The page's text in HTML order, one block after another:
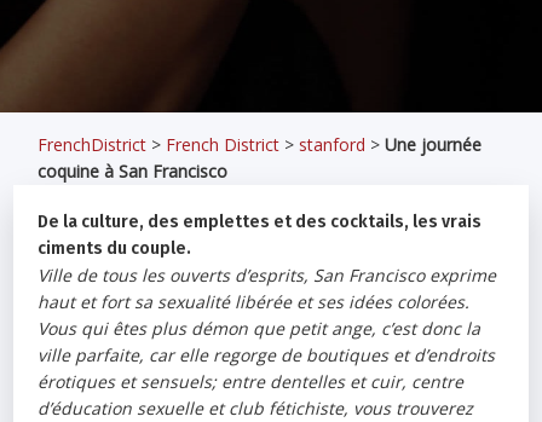
FrenchDistrict > French District > stanford >Une journée
coquine à San Francisco
De la culture, des emplettes et des cocktails, les vrais
ciments du couple.
Ville de tous les ouverts d’esprits, San Francisco exprime
haut et fort sa sexualité libérée et ses idées colorées.
Vous qui êtes plus démon que petit ange, c’est donc la
ville parfaite, car elle regorge de boutiques et d’endroits
érotiques et sensuels; entre dentelles et cuir, centre
d’éducation sexuelle et club fétichiste, vous trouverez